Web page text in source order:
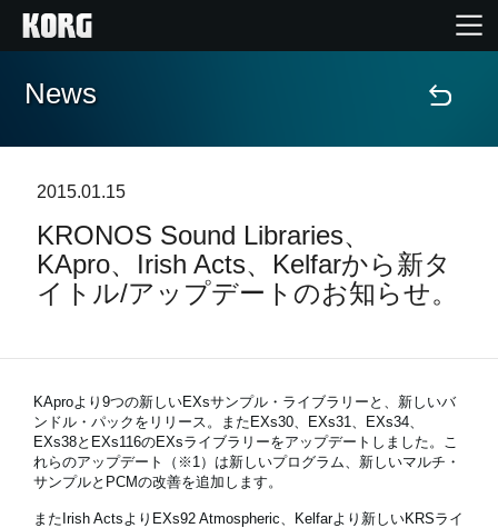
Home
Import Products
Features
Events
Support
News
2015.01.15
KRONOS Sound Libraries、
KApro、Irish Acts、Kelfarから新タ
イトル/アップデートのお知らせ。
KAproより9つの新しいEXsサンプル・ライブラリーと、新しいバ
ンドル・パックをリリース。またEXs30、EXs31、EXs34、
EXs38とEXs116のEXsライブラリーをアップデートしました。こ
れらのアップデート（※1）は新しいプログラム、新しいマルチ・
サンプルとPCMの改善を追加します。
またIrish ActsよりEXs92 Atmospheric、Kelfarより新しいKRSライ